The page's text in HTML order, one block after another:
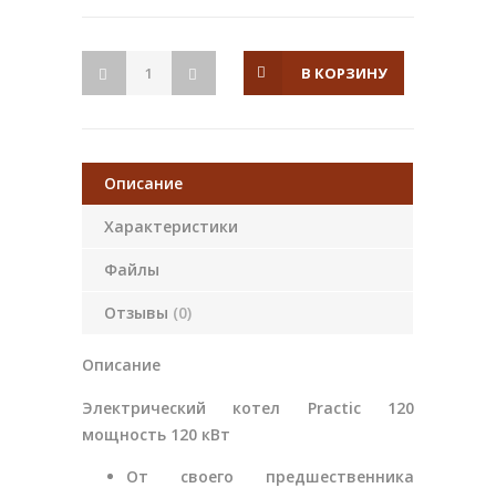
В КОРЗИНУ
Описание
Характеристики
Файлы
Отзывы (0)
Описание
Электрический котел Practic 120
мощность 120 кВт
От своего предшественника